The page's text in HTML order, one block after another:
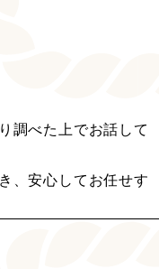
調べた上でお話して
、安心してお任せす